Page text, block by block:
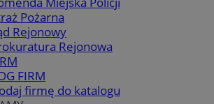
Pożarna
Rejonowy
Rejonowa
FIRM
firmę do katalogu